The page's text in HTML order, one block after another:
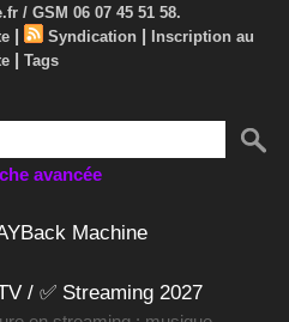
/ GSM 06 07 45 51 58.
| Syndication |
Inscription au
| Tags
avancée
Machine
/ ✅ Streaming 2027